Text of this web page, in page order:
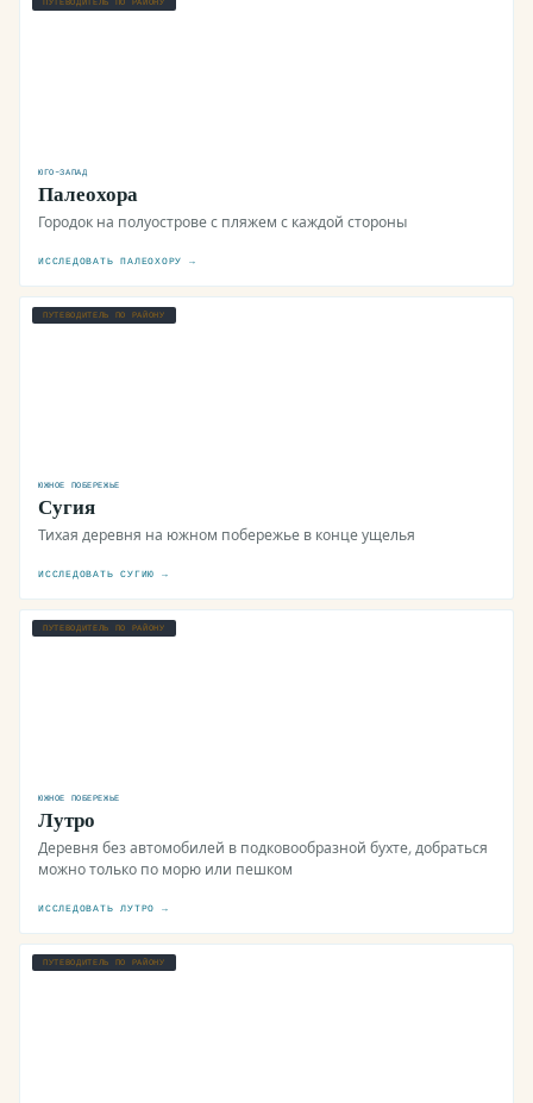
ПУТЕВОДИТЕЛЬ ПО РАЙОНУ
ЮГО-ЗАПАД
Палеохора
Городок на полуострове с пляжем с каждой стороны
ИССЛЕДОВАТЬ ПАЛЕОХОРУ →
ПУТЕВОДИТЕЛЬ ПО РАЙОНУ
ЮЖНОЕ ПОБЕРЕЖЬЕ
Сугия
Тихая деревня на южном побережье в конце ущелья
ИССЛЕДОВАТЬ СУГИЮ →
ПУТЕВОДИТЕЛЬ ПО РАЙОНУ
ЮЖНОЕ ПОБЕРЕЖЬЕ
Лутро
Деревня без автомобилей в подковообразной бухте, добраться
можно только по морю или пешком
ИССЛЕДОВАТЬ ЛУТРО →
ПУТЕВОДИТЕЛЬ ПО РАЙОНУ